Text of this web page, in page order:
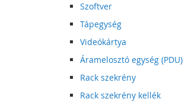
Szoftver
Tápegység
Videókártya
Áramelosztó egység (PDU)
Rack szekrény
Rack szekrény kellék